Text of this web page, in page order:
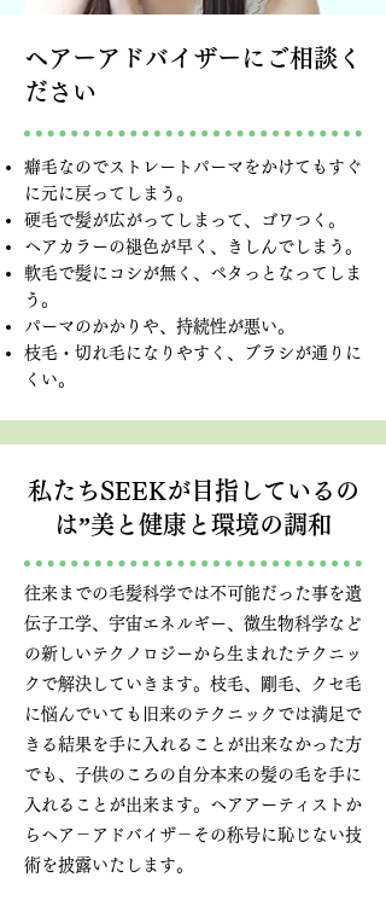
ヘアーアドバイザーにご相談く
ださい
癖毛なのでストレートパーマをかけてもすぐ
に元に戻ってしまう。
硬毛で髪が広がってしまって、ゴワつく。
ヘアカラーの褪色が早く、きしんでしまう。
軟毛で髪にコシが無く、ペタっとなってしま
う。
パーマのかかりや、持続性が悪い。
枝毛・切れ毛になりやすく、ブラシが通りに
くい。
私たちSEEKが目指しているの
は”美と健康と環境の調和
往来までの毛髪科学では不可能だった事を遺
伝子工学、宇宙エネルギー、微生物科学など
の新しいテクノロジーから生まれたテクニッ
クで解決していきます。枝毛、剛毛、クセ毛
に悩んでいても旧来のテクニックでは満足で
きる結果を手に入れることが出来なかった方
でも、子供のころの自分本来の髪の毛を手に
入れることが出来ます。ヘアアーティストか
らヘア－アドバイザ－その称号に恥じない技
術を披露いたします。